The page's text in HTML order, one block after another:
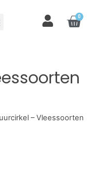
0
– Vleessoorten